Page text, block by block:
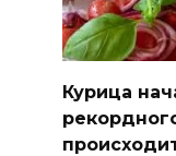
Курица